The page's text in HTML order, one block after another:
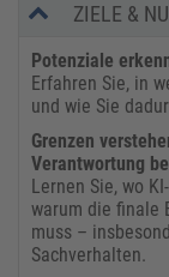
ZIELE &
​Potenziale
Erfahren Sie, in
und wie Sie
​Grenzen
Verantwortung
Lernen Sie, wo
warum die finale
muss –
Sachverhalten.